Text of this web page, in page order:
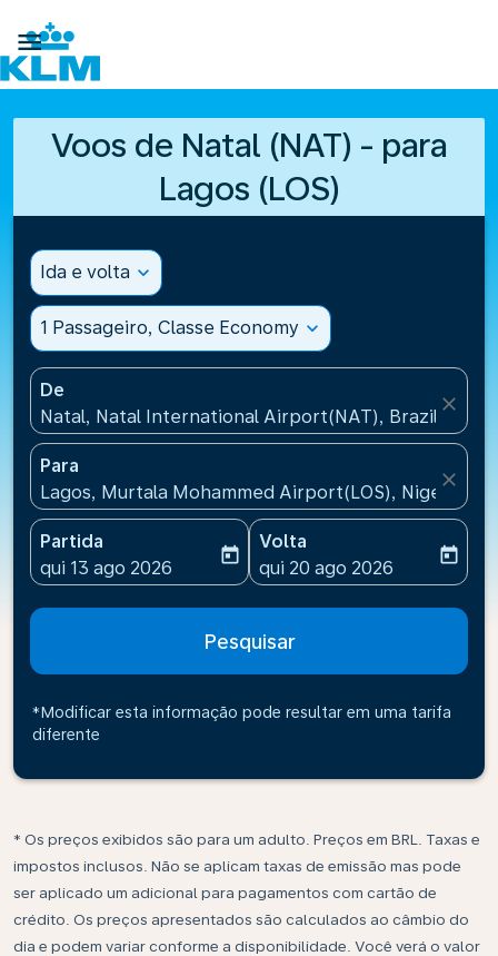

Voos de Natal (NAT) - para
Lagos (LOS)
Ida e volta expand_more
1 Passageiro, Classe Economy expand_more
De
Natal, Natal International Airport(NAT), Brazil
close
Para
Lagos, Murtala Mohammed Airport(LOS), Nigeria
close
Partida
fc-booking-departure-date-aria-label
qui 13 ago 2026
today
Volta
fc-booking-return-date-
qui 20 ago 2026
today
Pesquisar
*Modificar esta informação pode resultar em uma tarifa
diferente
* Os preços exibidos são para um adulto. Preços em BRL. Taxas e
impostos inclusos. Não se aplicam taxas de emissão mas pode
ser aplicado um adicional para pagamentos com cartão de
crédito. Os preços apresentados são calculados ao câmbio do
dia e podem variar conforme a disponibilidade. Você verá o valor